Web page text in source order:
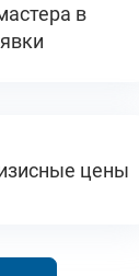
в
цены